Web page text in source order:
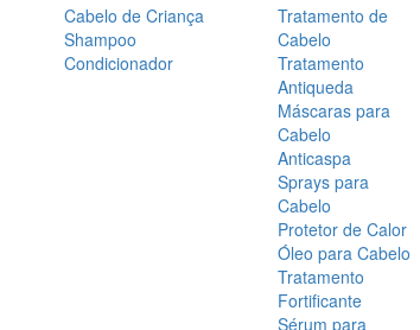
Cabelo de Criança
Shampoo
Condicionador
Tratamento de
Cabelo
Tratamento
Antiqueda
Máscaras para
Cabelo
Anticaspa
Sprays para
Cabelo
Protetor de Calor
Óleo para Cabelo
Tratamento
Fortificante
Sérum para